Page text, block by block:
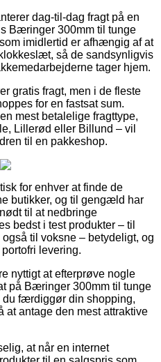
dag-til-dag fragt på en
Bæringer 300mm til tunge
imidlertid er afhængig af at
så de sandsynligvis
tager hjem.
gratis fragt, men i de fleste
for en fastsat sum.
mest betalelige fragttype,
Lillerød eller Billund – vil
til en pakkeshop.
for enhver at finde de
butikker, og til gengæld har
til at nedbringe
bedst i test produkter – til
til voksne – betydeligt, og
levering.
nyttigt at efterprøve nogle
på Bæringer 300mm til tunge
du færdiggør din shopping,
at antage den mest attraktive
at når en internet